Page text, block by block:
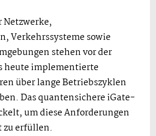
Verkehrssysteme sowie
stehen vor der
heute implementierte
über lange Betriebszyklen
Das quantensichere iGate-
um diese Anforderungen
erfüllen.